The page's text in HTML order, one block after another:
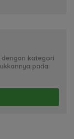
kategori
pada